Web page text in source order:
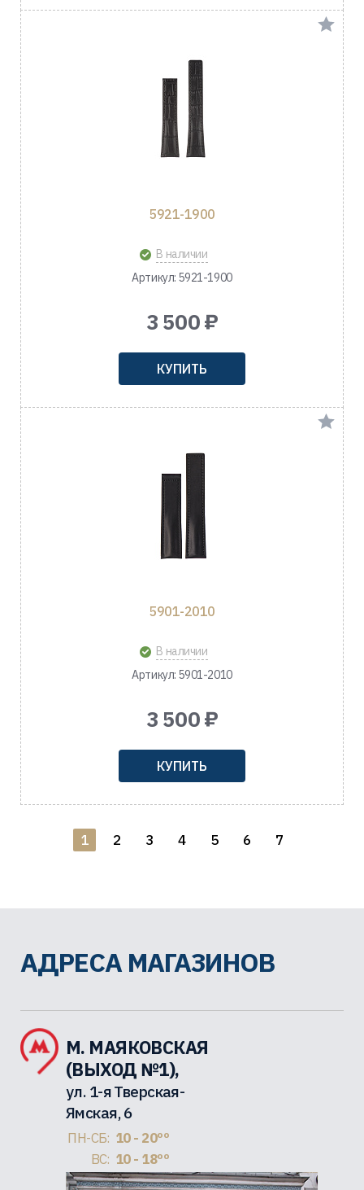
5921-1900
В наличии
Артикул: 5921-1900
3 500 ₽
КУПИТЬ
5901-2010
В наличии
Артикул: 5901-2010
3 500 ₽
КУПИТЬ
1 2 3 4 5 6 7
АДРЕСА МАГАЗИНОВ
М. МАЯКОВСКАЯ
(ВЫХОД №1),
ул. 1-я Тверская-
Ямская, 6
ПН-СБ: 10 - 20ºº
ВС: 10 - 18ºº